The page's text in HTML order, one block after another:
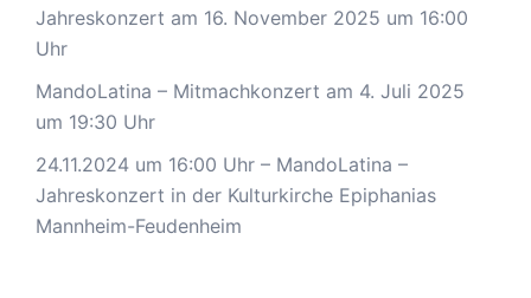
Jahreskonzert am 16. November 2025 um 16:00
Uhr
MandoLatina – Mitmachkonzert am 4. Juli 2025
um 19:30 Uhr
24.11.2024 um 16:00 Uhr – MandoLatina –
Jahreskonzert in der Kulturkirche Epiphanias
Mannheim-Feudenheim